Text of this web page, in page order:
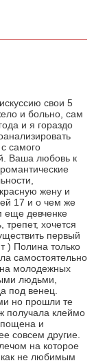
свои 5
и больно, сам
и я гораздо
самого
Ваша любовь к
жену и
17 и о чем же
еще девченке
хочется
первый
) Полина только
самостоятельно
на молодежных
людьми,
под венец.
но прошли те
получала клеймо
и
совсем другие.
на которое
не любимым